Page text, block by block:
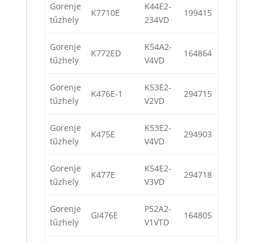
Gorenje
tűzhely
K7710E
K44E2-
234VD
199415
Gorenje
tűzhely
K772ED
K54A2-
V4VD
164864
Gorenje
tűzhely
K476E-1
K53E2-
V2VD
294715
Gorenje
tűzhely
K475E
K53E2-
V4VD
294903
Gorenje
tűzhely
K477E
K54E2-
V3VD
294718
Gorenje
tűzhely
GI476E
P52A2-
V1VTD
164805